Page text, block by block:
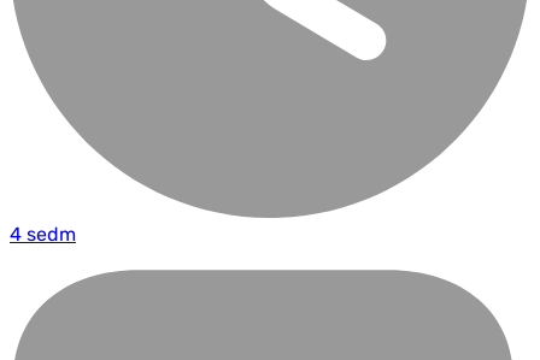
4 sedm